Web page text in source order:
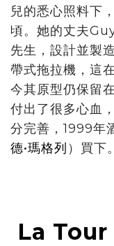
兒的悉心照料下
頃。她的丈夫
先生，設計並製
帶式拖拉機，這
今其原型仍保留
付出了很多心血
分完善，1999年
德•瑪格列 ）買下。
La Tour